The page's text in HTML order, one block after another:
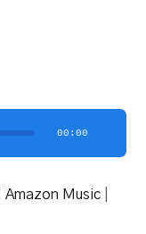
00:00
|Amazon Music